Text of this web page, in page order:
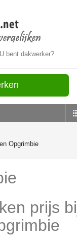
U bent dakwerker?
Opgrimbie
prijs